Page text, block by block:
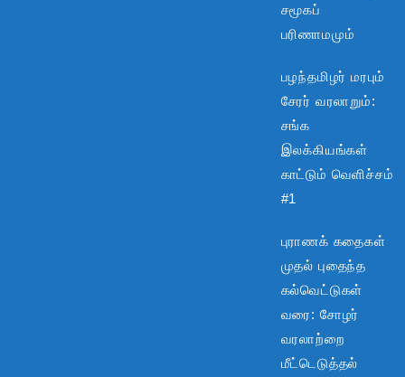
சமூகப்
பரிணாமமும்
பழந்தமிழர் மரபும்
சேரர் வரலாறும்:
சங்க
இலக்கியங்கள்
காட்டும் வெளிச்சம்
#1
புராணக் கதைகள்
முதல் புதைந்த
கல்வெட்டுகள்
வரை: சோழர்
வரலாற்றை
மீட்டெடுத்தல்